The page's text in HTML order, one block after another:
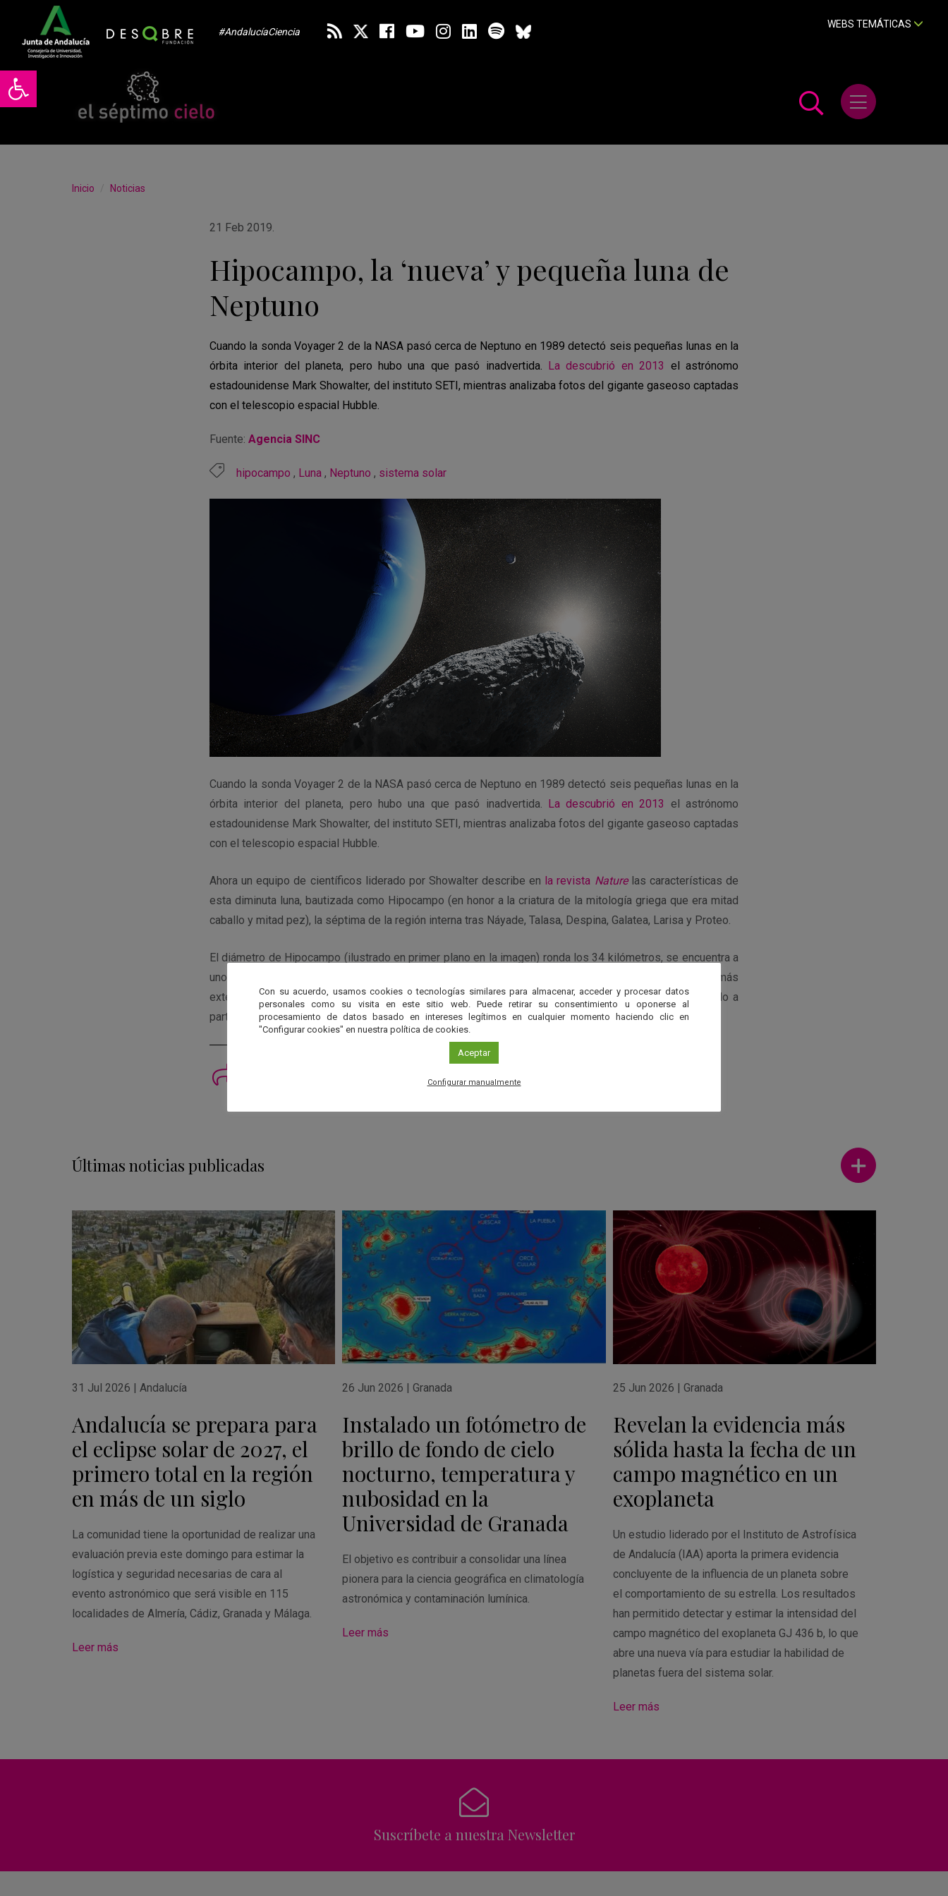
Abrir barra de herramientas
#AndalucíaCiencia
WEBS TEMÁTICAS
Abrir menú
Inicio Noticias
21 Feb 2019.
Hipocampo, la ‘nueva’ y pequeña luna de
Neptuno
Cuando la sonda Voyager 2 de la NASA pasó cerca de Neptuno en 1989 detectó seis pequeñas lunas en la
órbita interior del planeta, pero hubo una que pasó inadvertida.
La descubrió en 2013 el astrónomo
estadounidense Mark Showalter, del instituto SETI, mientras analizaba fotos del gigante gaseoso captadas
con el telescopio espacial Hubble.
Fuente: Agencia SINC
hipocampo , Luna, Neptuno , sistema solar
Cuando la sonda Voyager 2 de la NASA pasó cerca de Neptuno en 1989 detectó seis pequeñas lunas en la
órbita interior del planeta, pero hubo una que pasó inadvertida.
La descubrió en 2013 el astrónomo
estadounidense Mark Showalter, del instituto SETI, mientras analizaba fotos del gigante gaseoso captadas
con el telescopio espacial Hubble.
Ahora un equipo de científicos liderado por Showalter describe en la revista Naturelas características de
esta diminuta luna, bautizada como Hipocampo (en honor a la criatura de la mitología griega que era mitad
caballo y mitad pez), la séptima de la región interna tras Náyade, Talasa, Despina, Galatea, Larisa y Proteo.
El diámetro de Hipocampo (ilustrado en primer plano en la imagen) ronda los 34 kilómetros, se encuentra a
unos 105.251 km de Neptuno (el gigante azulado) y orbita cerca de Proteo (al fondo), el mayor y más
exterior de los satélites internos. De hecho, según los expertos, Hipocampo podría haberse formado a
partir de uno de los fragmentos de esta luna vecina, desprendidos tras el impacto de un cometa.
Últimas noticias publicadas
Ver más
31 Jul 2026 Andalucía
Andalucía se prepara para
el eclipse solar de 2027, el
primero total en la región
en más de un siglo
La comunidad tiene la oportunidad de realizar una
evaluación previa este domingo para estimar la
logística y seguridad necesarias de cara al
evento astronómico que será visible en 115
localidades de Almería, Cádiz, Granada y Málaga.
Leer más
26 Jun 2026 |Granada
Instalado un fotómetro de
brillo de fondo de cielo
nocturno, temperatura y
nubosidad en la
Universidad de Granada
El objetivo es contribuir a consolidar una línea
pionera para la ciencia geográfica en climatología
astronómica y contaminación lumínica.
Leer más
25 Jun 2026 Granada
Revelan la evidencia más
sólida hasta la fecha de un
campo magnético en un
exoplaneta
Un estudio liderado por el Instituto de Astrofísica
de Andalucía (IAA) aporta la primera evidencia
concluyente de la influencia de un planeta sobre
el comportamiento de su estrella. Los resultados
han permitido detectar y estimar la intensidad del
campo magnético del exoplaneta GJ 436 b, lo que
abre una nueva vía para estudiar la habilidad de
planetas fuera del sistema solar.
Leer más
Suscríbete a nuestra Newsletter
Con su acuerdo, usamos cookies o tecnologías similares para almacenar, acceder y procesar datos
personales como su visita en este sitio web. Puede retirar su consentimiento u oponerse al
procesamiento de datos basado en intereses legítimos en cualquier momento haciendo clic en
"Configurar cookies" en nuestra política de cookies.
Aceptar
Configurar manualmente